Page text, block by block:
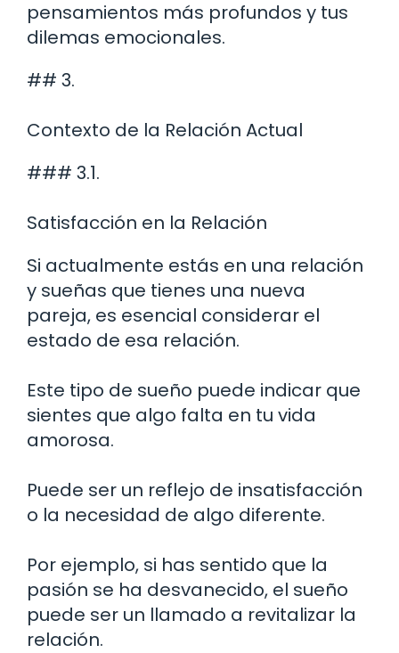
pensamientos más profundos y tus
dilemas emocionales.
## 3.
Contexto de la Relación Actual
### 3.1.
Satisfacción en la Relación
Si actualmente estás en una relación
y sueñas que tienes una nueva
pareja, es esencial considerar el
estado de esa relación.
Este tipo de sueño puede indicar que
sientes que algo falta en tu vida
amorosa.
Puede ser un reflejo de insatisfacción
o la necesidad de algo diferente.
Por ejemplo, si has sentido que la
pasión se ha desvanecido, el sueño
puede ser un llamado a revitalizar la
relación.